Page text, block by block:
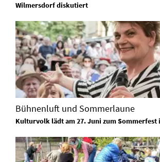
Wilmersdorf diskutiert
Bühnenluft und Sommerlaune
Kulturvolk lädt am 27. Juni zum Sommerfest